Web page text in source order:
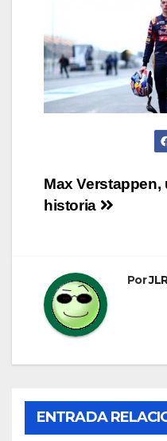
Max
historia
Por
ENTRADA